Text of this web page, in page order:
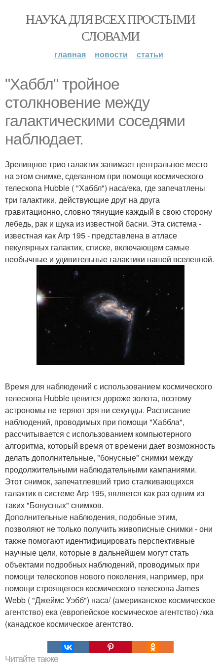
НАУКА ДЛЯ ВСЕХ ПРОСТЫМИ
СЛОВАМИ
главная новости статьи
"Хаббл" тройное
столкновение между
галактическими соседями
наблюдает.
Зрелищное трио галактик занимает центральное место
на этом снимке, сделанном при помощи космического
телескопа Hubble ( "Хаббл") наса/ека, где запечатлены
три галактики, действующие друг на друга
гравитационно, словно тянущие каждый в свою сторону
лебедь, рак и щука из известной басни. Эта система -
известная как Arp 195 - представлена в атласе
пекулярных галактик, списке, включающем самые
необычные и удивительные галактики нашей вселенной.
Время для наблюдений с использованием космического
телескопа Hubble ценится дороже золота, поэтому
астрономы не теряют зря ни секунды. Расписание
наблюдений, проводимых при помощи "Хаббла",
рассчитывается с использованием компьютерного
алгоритма, который время от времени дает возможность
делать дополнительные, "бонусные" снимки между
продолжительными наблюдательными кампаниями.
Этот снимок, запечатлевший трио сталкивающихся
галактик в системе Arp 195, является как раз одним из
таких "Бонусных" снимков.
Дополнительные наблюдения, подобные этим,
позволяют не только получить живописные снимки - они
также помогают идентифицировать перспективные
научные цели, которые в дальнейшем могут стать
объектами подробных наблюдений, проводимых при
помощи телескопов нового поколения, например, при
помощи строящегося космического телескопа James
Webb ( "Джеймс Уэбб") наса/ (американское космическое
агентство) ека (европейское космическое агентство) /кка
(канадское космическое агентство.
Читайте также